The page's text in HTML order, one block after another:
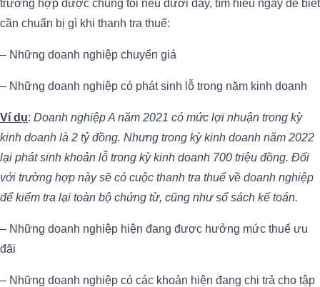
trường hợp được chúng tôi nêu dưới đây, tìm hiểu ngay để biết
cần chuẩn bị gì khi thanh tra thuế:
– Những doanh nghiệp chuyển giá
– Những doanh nghiệp có phát sinh lỗ trong năm kinh doanh
Ví dụ: Doanh nghiệp A năm 2021 có mức lợi nhuận trong kỳ
kinh doanh là 2 tỷ đồng. Nhưng trong kỳ kinh doanh năm 2022
lại phát sinh khoản lỗ trong kỳ kinh doanh 700 triệu đồng. Đối
với trường hợp này sẽ có cuộc thanh tra thuế về doanh nghiệp
để kiểm tra lại toàn bộ chứng từ, cũng như sổ sách kế toán.
– Những doanh nghiệp hiện đang được hưởng mức thuế ưu
đãi
– Những doanh nghiệp có các khoản hiện đang chi trả cho tập